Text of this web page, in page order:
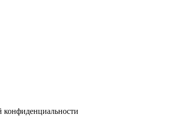
конфиденциальности